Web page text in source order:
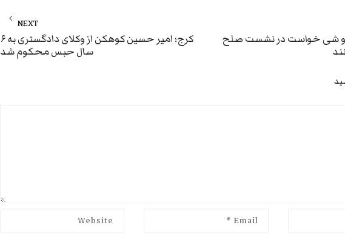
و شی خواست در نشست صلح
NEXT
کرج؛ امیر حسین ‌کوهکن از وکلای دادگستری به ۶
سال حبس محکوم شد